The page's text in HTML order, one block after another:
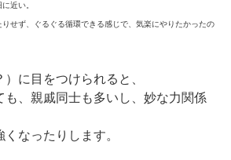
近い。
せず、ぐるぐる循環できる感じで、気楽にやりたかったの
に目をつけられると、
も、親戚同士も多いし、妙な力関係
なったりします。